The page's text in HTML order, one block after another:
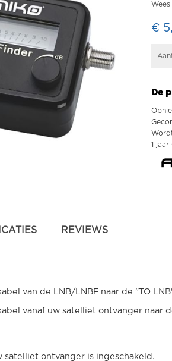
€
De
1 jaar
REVIEWS
van de LNB/LNBF naar de "TO
vanaf uw satelliet ontvanger naar
satelliet ontvanger is ingeschakeld.